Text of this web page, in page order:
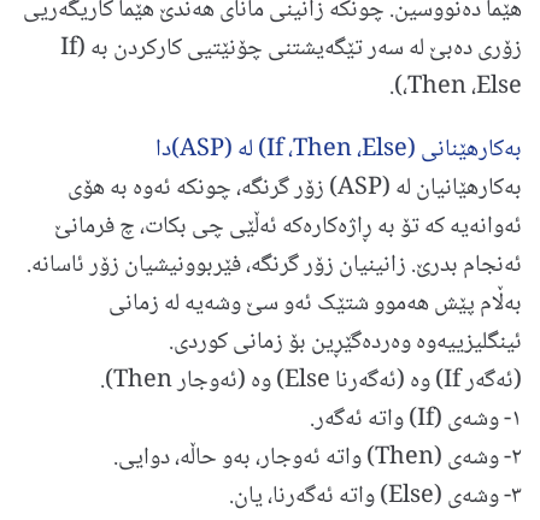
هێما ده‌نووسین. چونكه‌ زانینی مانای هه‌ندێ هێما‌ كاریگه‌ریی
زۆری ده‌بێ له‌ سه‌ر تێگه‌یشتنی چۆنێتیی كاركردن به‌ (If
،Then ،Else).
به‌کارهێنانی (If ،Then ،Else) له (ASP)دا‌
به‌کارهێانیان له‌ (ASP) زۆر گرنگه‌، چونکه‌ ئه‌وه‌ به‌ هۆی
ئه‌وانه‌یه‌ که‌ تۆ به‌ ڕاژه‌كاره‌كه‌‌ ئه‌ڵێی چی بکات‌، چ فرمانێ
ئه‌نجام بدرێ‌. زانینیان زۆر گرنگه‌، فێربوونیشیان زۆر ئاسانه.
به‌ڵام پێش هه‌موو شتێک ئه‌و سێ وشه‌یه‌ له‌ زمانی
ئینگلیزییه‌وه‌ وه‌رده‌گێڕین‌ بۆ زمانی کوردی.
(ئه‌گه‌ر If) وه‌ (ئه‌گه‌رنا Else) وه‌ (ئه‌وجار Then).
١- وشه‌ی (If) واته‌ ئه‌گه‌ر.
٢- وشه‌ی (Then) واته‌ ئه‌وجار، به‌و حاڵه، دوایی‌.
٣- وشه‌ی (Else) واته‌ ئه‌گه‌رنا، یان.